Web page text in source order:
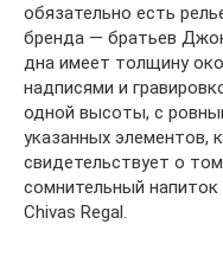
обязательно есть
бренда — братьев
дна имеет толщину
надписями и
одной высоты, с
указанных элементов,
свидетельствует о
сомнительный
Chivas Regal.